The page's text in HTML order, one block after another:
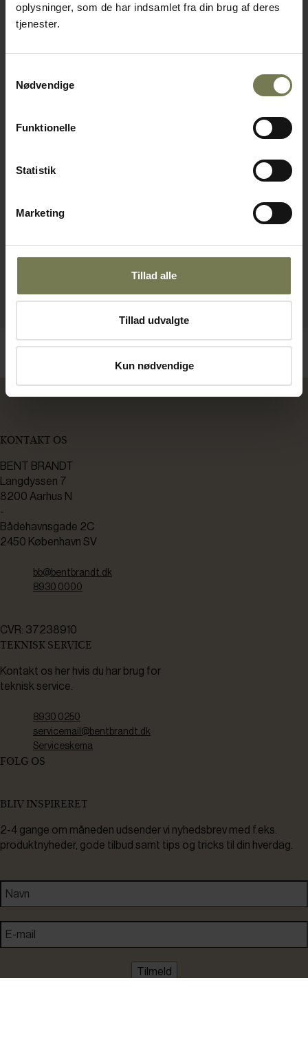
oplysninger, som de har indsamlet fra din brug af deres
tjenester.
Nødvendige
Funktionelle
Statistik
Marketing
Tillad alle
Tillad udvalgte
Kun nødvendige
KONTAKT OS
BENT BRANDT
Langdyssen 7
8200 Aarhus N
-
Bådehavnsgade 2C
2450 København SV
bb@bentbrandt.dk
8930 0000
CVR: 37238910
TEKNISK SERVICE
Kontakt os her hvis du har brug for
teknisk service.
8930 0250
servicemail@bentbrandt.dk
Serviceskema
FØLG OS
BLIV INSPIRERET
2-4 gange om måneden udsender vi nyhedsbrev med f.eks.
produktnyheder, gode tilbud samt tips og tricks til din hverdag.
Tilmeld